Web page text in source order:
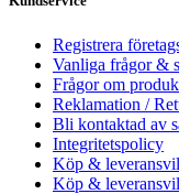
Registrera
Vanliga frågor &
Frågor om
Reklamation /
Bli kontaktad av
Integritetspolicy
Köp &
Köp &